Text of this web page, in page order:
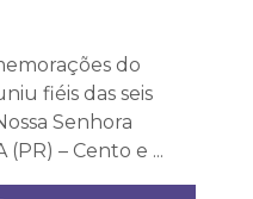
do
fiéis das seis
Senhora
– Cento e ...